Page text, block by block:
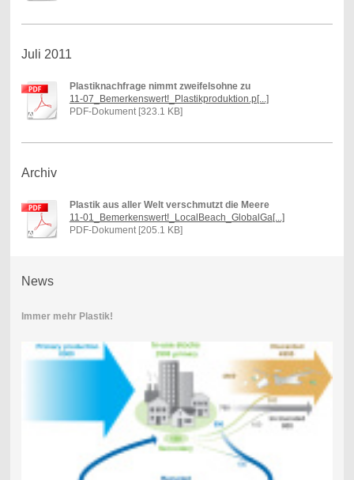
Juli 2011
Plastiknachfrage nimmt zweifelsohne zu
11-07_Bemerkenswert!_Plastikproduktion.p[...]
PDF-Dokument [323.1 KB]
Archiv
Plastik aus aller Welt verschmutzt die Meere
11-01_Bemerkenswert!_LocalBeach_GlobalGa[...]
PDF-Dokument [205.1 KB]
News
Immer mehr Plastik!